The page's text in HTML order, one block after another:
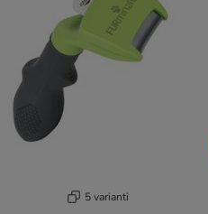
5 varianti